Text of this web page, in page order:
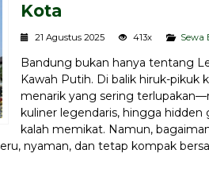
Kota
21 Agustus 2025 413x Sewa
Bandung bukan hanya tentang
Kawah Putih. Di balik hiruk-pikuk
menarik yang sering
kuliner legendaris, hingga
kalah memikat. Namun,
nyaman, dan tetap kompak